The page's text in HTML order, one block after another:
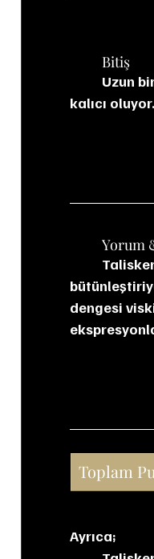
	Bitiş
kalıcı oluyor.
Yorum
dengesi
Toplam
Ayrıca;